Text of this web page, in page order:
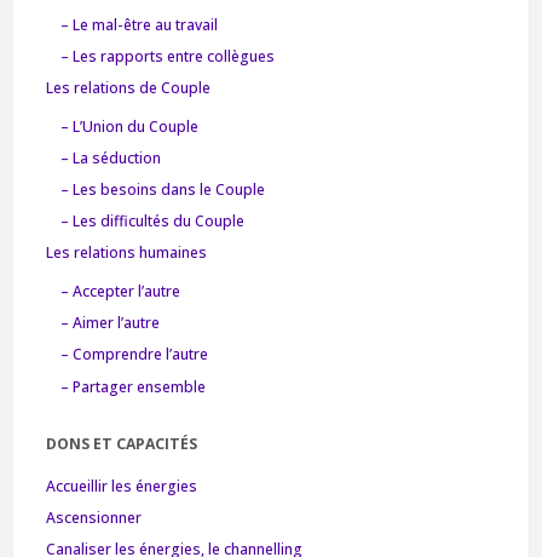
– Le mal-être au travail
– Les rapports entre collègues
Les relations de Couple
– L’Union du Couple
– La séduction
– Les besoins dans le Couple
– Les difficultés du Couple
Les relations humaines
– Accepter l’autre
– Aimer l’autre
– Comprendre l’autre
– Partager ensemble
DONS ET CAPACITÉS
Accueillir les énergies
Ascensionner
Canaliser les énergies, le channelling